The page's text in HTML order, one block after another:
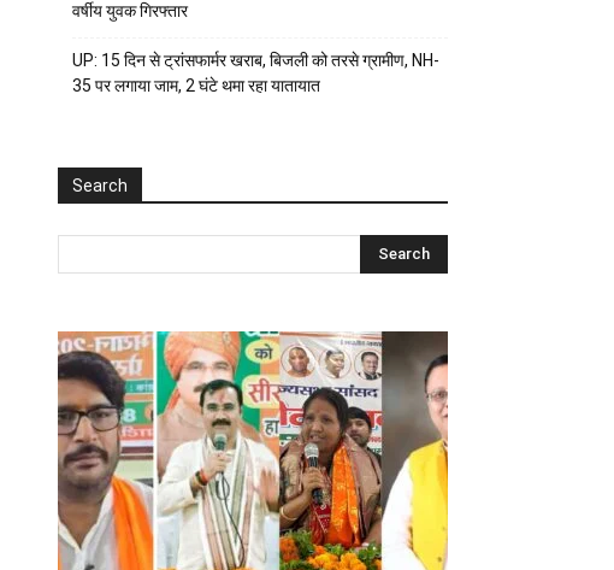
वर्षीय युवक गिरफ्तार
UP: 15 दिन से ट्रांसफार्मर खराब, बिजली को तरसे ग्रामीण, NH-
35 पर लगाया जाम, 2 घंटे थमा रहा यातायात
Search